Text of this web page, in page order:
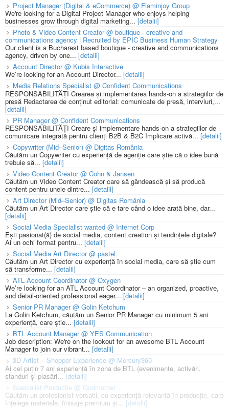
Project Manager (Digital & eCommerce) @ Flaminjoy Group
We're looking for a Digital Project Manager who enjoys helping
businesses grow through digital marketing... [detalii]
Photo & Video Content Creator @ boutique - creative and
communications agency | Recruited by EPIC Business Human Strategy
Our client is a Bucharest based boutique - creative and communications
agency, driven by one... [detalii]
Account Director @ Kubis Interactive
We’re looking for an Account Director... [detalii]
Media Relations Specialist @ Confident Communications
RESPONSABILITĂȚI Crearea și implementarea hands-on a strategiilor de
presă Redactarea de conținut editorial: comunicate de presă, interviuri,...
[detalii]
PR Manager @ Confident Communications
RESPONSABILITĂȚI Creare și implementare hands-on a strategiilor de
comunicare integrată pentru clienți B2B & B2C Implicare activă... [detalii]
Copywriter (Mid–Senior) @ Digitas România
Căutăm un Copywriter cu experiență de agenție care știe că o idee bună
trebuie să... [detalii]
Video Content Creator @ Cohn & Jansen
Căutăm un Video Content Creator care să gândească și să producă
content pentru unele dintre... [detalii]
Art Director (Mid–Senior) @ Digitas România
Căutăm un Art Director care știe că e tare când o idee arată bine, dar...
[detalii]
Social Media Specialist wanted @ Internet Corp
Ești pasionat(ă) de social media, content creation și tendințele digitale?
Ai un ochi format pentru... [detalii]
Social Media Art Director @ pastel
Căutăm un Art Director cu experiență în social media, care să știe cum
să transforme... [detalii]
ATL Account Coordinator @ Oxygen
We’re looking for an ATL Account Coordinator – an organized, proactive,
and detail-oriented professional eager... [detalii]
Senior PR Manager @ Golin Ketchum
La Golin Ketchum, căutăm un Senior PR Manager cu minimum 5 ani
experiență, care știe... [detalii]
BTL Account Manager @ YES Communication
Job description: We're on the lookout for an awesome BTL Account
Manager to join our vibrant... [detalii]
3D Artist – Shopper Experience @ Mercury360
Ai cel puțin 7 ani experiență în zona de BTL (evenimente, activări,
standuri și plasări...[detalii]
Specialist Productie @ Godmother
Căutăm un profesionist versatil, cu experiență relevantă în producție, care
înțelege materiale, finisaje premium și... [detalii]